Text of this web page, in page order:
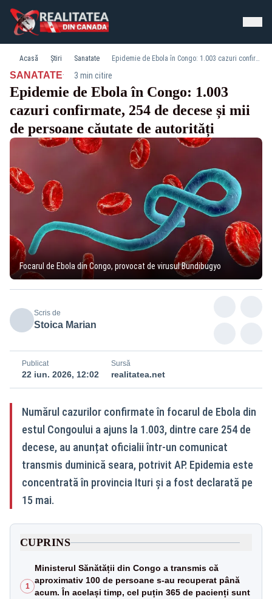
Acasă Știri Sanatate Epidemie de Ebola în Congo: 1.003 cazuri confirmate, 254 de decese și mii de persoane căutate de autorități
SANATATE· 3 min citire
Epidemie de Ebola în Congo: 1.003
cazuri confirmate, 254 de decese și mii
de persoane căutate de autorități
Focarul de Ebola din Congo, provocat de virusul Bundibugyo
Scris de
Stoica Marian
Publicat
22 iun. 2026, 12:02
Sursă
realitatea.net
Numărul cazurilor confirmate în focarul de Ebola din
estul Congoului a ajuns la 1.003, dintre care 254 de
decese, au anunțat oficialii într-un comunicat
transmis duminică seara, potrivit AP. Epidemia este
concentrată în provincia Ituri și a fost declarată pe
15 mai.
CUPRINS
1
Ministerul Sănătății din Congo a transmis că
aproximativ 100 de persoane s-au recuperat până
acum. În același timp, cel puțin 365 de pacienți sunt